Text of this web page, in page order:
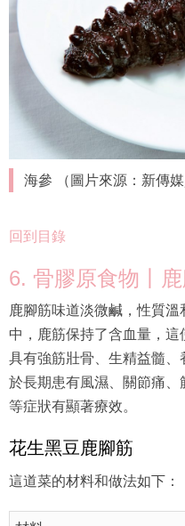
海參 （圖片來源：新傳媒
回到目錄
6. 骨膠原食物丨
鹿腳筋味道淡微鹹，性質
中，鹿筋保持了含血量，
具有強筋壯骨、生精益髓
於長期患有風濕、關節痛
等症狀有顯著療效。
花生黑豆鹿腳筋
這道菜的材料和做法如下：